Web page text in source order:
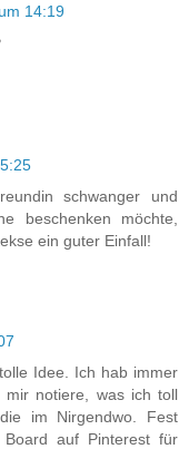
14:19
schwanger und
beschenken möchte,
ein guter Einfall!
Idee. Ich hab immer
mir notiere, was ich toll
im Nirgendwo. Fest
auf Pinterest für